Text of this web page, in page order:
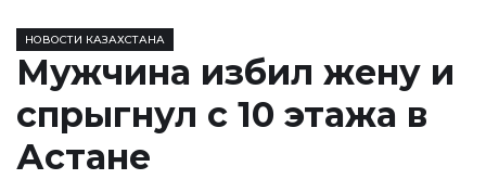
НОВОСТИ КАЗАХСТАНА
Мужчина избил жену и
спрыгнул с 10 этажа в
Астане